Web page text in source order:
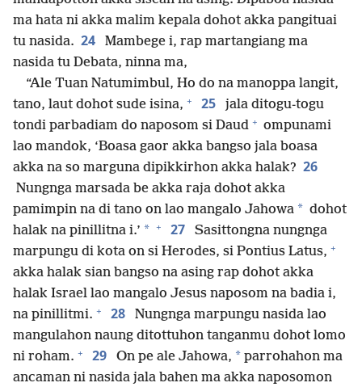
ma hata ni akka malim kepala dohot akka pangituai
tu nasida. 24
Mambege i, rap martangiang ma
nasida tu Debata, ninna ma,
“Ale Tuan Natumimbul, Ho do na manoppa langit,
tano, laut dohot sude isina, + 25
jala ditogu-togu
tondi parbadiam do naposom si Daud + ompunami
lao mandok, ‘Boasa gaor akka bangso jala boasa
akka na so marguna dipikkirhon akka halak? 26
Nungnga marsada be akka raja dohot akka
pamimpin na di tano on lao mangalo Jahowa * dohot
halak na pinillitna i.’ * + 27
Sasittongna nungnga
marpungu di kota on si Herodes, si Pontius Latus, +
akka halak sian bangso na asing rap dohot akka
halak Israel lao mangalo Jesus naposom na badia i,
na pinillitmi. + 28
Nungnga marpungu nasida lao
mangulahon naung ditottuhon tanganmu dohot lomo
ni roham. + 29 On pe ale Jahowa, * parrohahon ma
ancaman ni nasida jala bahen ma akka naposomon